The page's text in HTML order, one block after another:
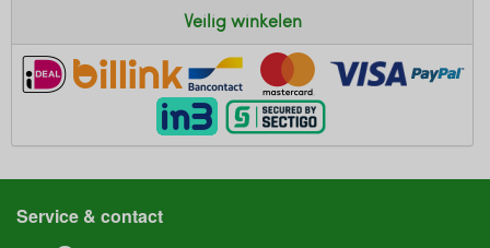
Veilig winkelen
Service & contact